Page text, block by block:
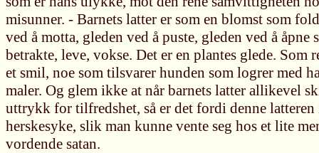
misunner. - Barnets latter er som en blomst som
ved å motta, gleden ved å puste, gleden ved å åpne
betrakte, leve, vokse. Det er en plantes glede. Som
et smil, noe som tilsvarer hunden som logrer med
maler. Og glem ikke at når barnets latter allikevel
uttrykk for tilfredshet, så er det fordi denne
herskesyke, slik man kunne vente seg hos et lite
vordende satan.